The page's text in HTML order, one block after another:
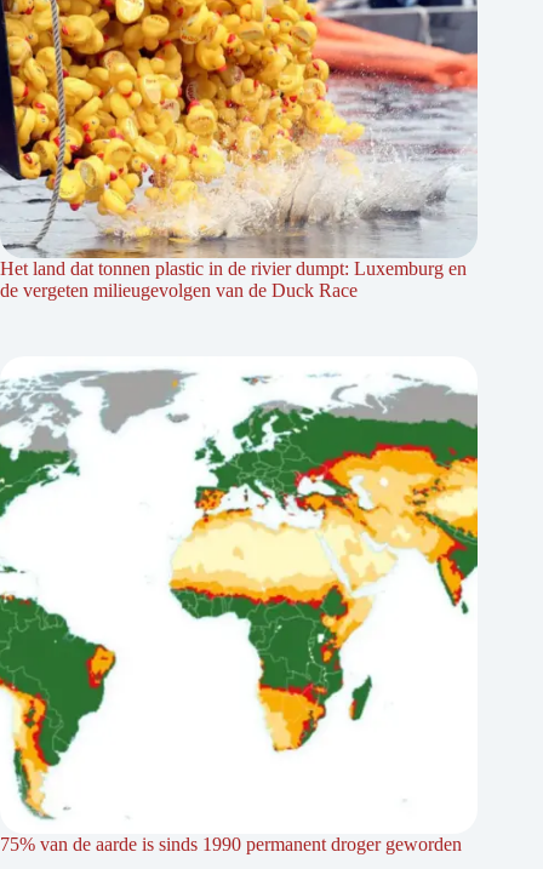
Het land dat tonnen plastic in de rivier dumpt: Luxemburg en
de vergeten milieugevolgen van de Duck Race
75% van de aarde is sinds 1990 permanent droger geworden